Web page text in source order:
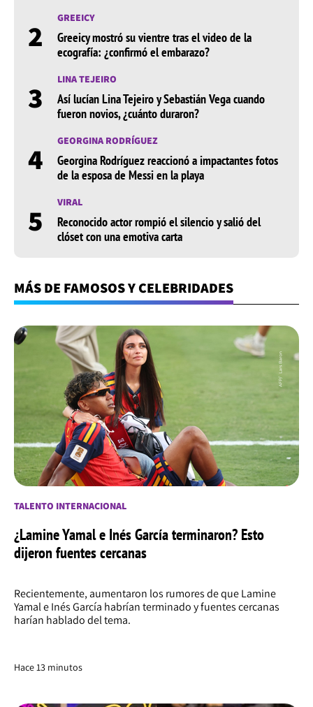
2 GREEICY
Greeicy mostró su vientre tras el video de la
ecografía: ¿confirmó el embarazo?
3 LINA TEJEIRO
Así lucían Lina Tejeiro y Sebastián Vega cuando
fueron novios, ¿cuánto duraron?
4 GEORGINA RODRÍGUEZ
Georgina Rodríguez reaccionó a impactantes fotos
de la esposa de Messi en la playa
5 VIRAL
Reconocido actor rompió el silencio y salió del
clóset con una emotiva carta
MÁS DE FAMOSOS Y CELEBRIDADES
TALENTO INTERNACIONAL
¿Lamine Yamal e Inés García terminaron? Esto
dijeron fuentes cercanas
Recientemente, aumentaron los rumores de que Lamine
Yamal e Inés García habrían terminado y fuentes cercanas
harían hablado del tema.
Hace 13 minutos